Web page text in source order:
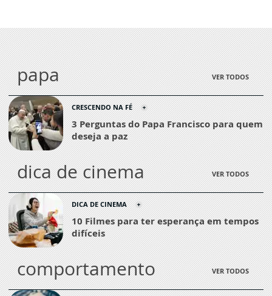
papa VER TODOS
CRESCENDO NA FÉ
3 Perguntas do Papa Francisco para quem
deseja a paz
dica de cinema VER TODOS
DICA DE CINEMA
10 Filmes para ter esperança em tempos
difíceis
comportamento VER TODOS